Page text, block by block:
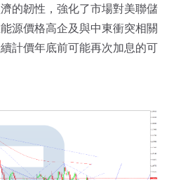
的韌性，強化了市場對美聯儲
源價格高企及與中東衝突相關
計價年底前可能再次加息的可